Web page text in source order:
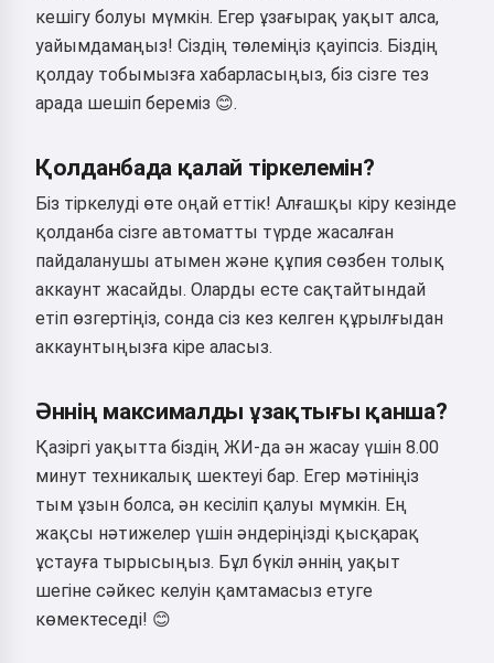
кешігу болуы мүмкін. Егер ұзағырақ уақыт алса,
уайымдамаңыз! Сіздің төлеміңіз қауіпсіз. Біздің
қолдау тобымызға хабарласыңыз, біз сізге тез
арада шешіп береміз 😊.
Қолданбада қалай тіркелемін?
Біз тіркелуді өте оңай еттік! Алғашқы кіру кезінде
қолданба сізге автоматты түрде жасалған
пайдаланушы атымен және құпия сөзбен толық
аккаунт жасайды. Оларды есте сақтайтындай
етіп өзгертіңіз, сонда сіз кез келген құрылғыдан
аккаунтыңызға кіре аласыз.
Әннің максималды ұзақтығы қанша?
Қазіргі уақытта біздің ЖИ-да ән жасау үшін 8.00
минут техникалық шектеуі бар. Егер мәтініңіз
тым ұзын болса, ән кесіліп қалуы мүмкін. Ең
жақсы нәтижелер үшін әндеріңізді қысқарақ
ұстауға тырысыңыз. Бұл бүкіл әннің уақыт
шегіне сәйкес келуін қамтамасыз етуге
көмектеседі! 😊